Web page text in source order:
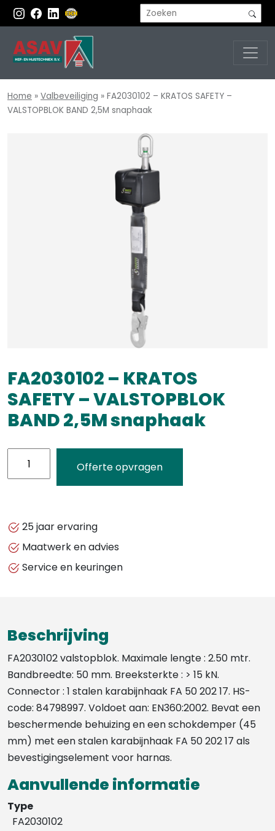
Home » Valbeveiliging » FA2030102 – KRATOS SAFETY –
VALSTOPBLOK BAND 2,5M snaphaak
FA2030102 – KRATOS
SAFETY – VALSTOPBLOK
BAND 2,5M snaphaak
-
BAND
2,5M
Offerte opvragen
25 jaar ervaring
Maatwerk en advies
Service en keuringen
Beschrijving
FA2030102 valstopblok. Maximale lengte : 2.50 mtr.
Bandbreedte: 50 mm. Breeksterkte : > 15 kN.
Connector : 1 stalen karabijnhaak FA 50 202 17. HS-
code: 84798997. Voldoet aan: EN360:2002. Bevat een
beschermende behuizing en een schokdemper (45
mm) met een stalen karabijnhaak FA 50 202 17 als
bevestigingselement voor harnas.
Aanvullende informatie
Type
FA2030102